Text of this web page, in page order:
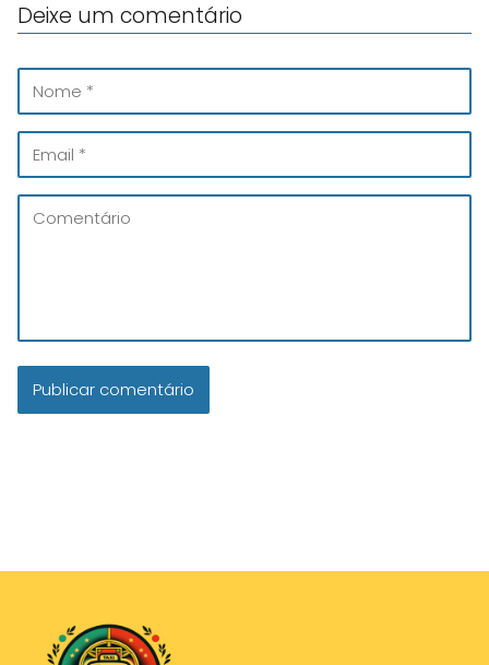
Deixe um comentário